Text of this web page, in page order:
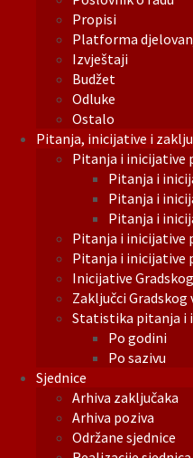
Propisi
Platforma
Izvještaji
Budžet
Odluke
Ostalo
Pitanja, inicijative i
Pitanja i inicijative
Pitanja i
Pitanja i
Pitanja i
Pitanja i inicijative
Pitanja i inicijative
Inicijative
Zaključci Gradskog
Statistika pitanja i
Po godini
Po sazivu
Sjednice
Arhiva zaključaka
Arhiva poziva
Održane sjednice